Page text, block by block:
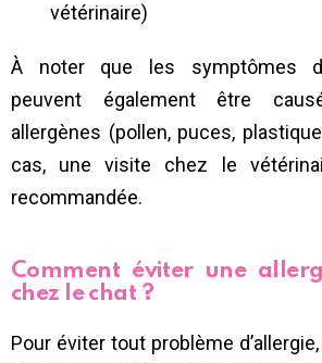
vétérinaire)
À noter que les symptômes
peuvent également être
allergènes (pollen, puces,
cas, une visite chez le
recommandée.
Comment éviter une
chez le chat ?
Pour éviter tout problème